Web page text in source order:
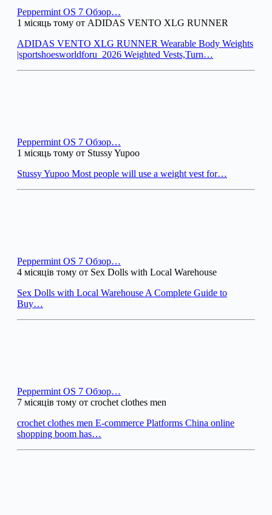
Peppermint OS 7 Обзор…
1 місяць тому от ADIDAS VENTO XLG RUNNER
ADIDAS VENTO XLG RUNNER Wearable Body Weights
|sportshoesworldforu_2026 Weighted Vests,Turn…
Peppermint OS 7 Обзор…
1 місяць тому от Stussy Yupoo
Stussy Yupoo Most people will use a weight vest for…
Peppermint OS 7 Обзор…
4 місяців тому от Sex Dolls with Local Warehouse
Sex Dolls with Local Warehouse A Complete Guide to
Buy…
Peppermint OS 7 Обзор…
7 місяців тому от crochet clothes men
crochet clothes men E-commerce Platforms China online
shopping boom has…